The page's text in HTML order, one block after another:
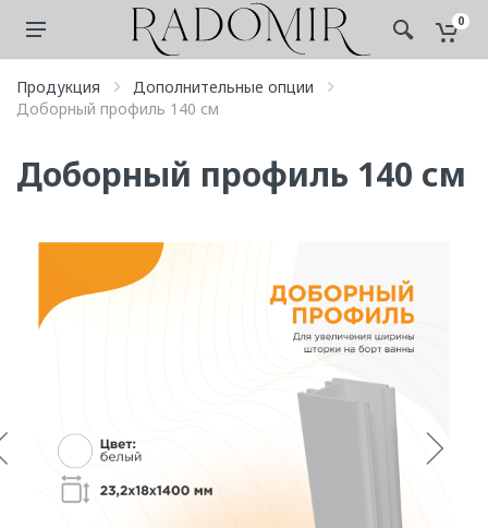
0
Продукция
Дополнительные опции
Доборный профиль 140 см
Доборный профиль 140 см